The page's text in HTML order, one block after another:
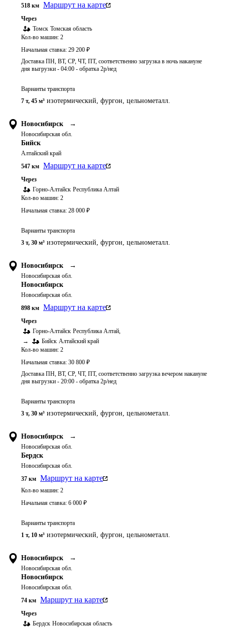
518 км Маршрут на карте
Через
Томск Томская область
Кол-во машин: 2
Начальная ставка: 29 200 ₽
Доставка ПН, ВТ, СР, ЧТ, ПТ, соответственно загрузка в ночь накануне
дня выгрузки - 04:00 - обратка 2р/нед
Варианты транспорта
7 т, 45 м³ изотермический, фургон, цельнометалл.
Новосибирск →
Новосибирская обл.
Бийск
Алтайский край
547 км Маршрут на карте
Через
Горно-Алтайск Республика Алтай
Кол-во машин: 2
Начальная ставка: 28 000 ₽
Варианты транспорта
3 т, 30 м³ изотермический, фургон, цельнометалл.
Новосибирск →
Новосибирская обл.
Новосибирск
Новосибирская обл.
898 км Маршрут на карте
Через
Горно-Алтайск Республика Алтай,
→
Бийск Алтайский край
Кол-во машин: 2
Начальная ставка: 30 800 ₽
Доставка ПН, ВТ, СР, ЧТ, ПТ, соответственно загрузка вечером накануне
дня выгрузки - 20:00 - обратка 2р/нед
Варианты транспорта
3 т, 30 м³ изотермический, фургон, цельнометалл.
Новосибирск →
Новосибирская обл.
Бердск
Новосибирская обл.
37 км Маршрут на карте
Кол-во машин: 2
Начальная ставка: 6 000 ₽
Варианты транспорта
1 т, 10 м³ изотермический, фургон, цельнометалл.
Новосибирск →
Новосибирская обл.
Новосибирск
Новосибирская обл.
74 км Маршрут на карте
Через
Бердск Новосибирская область